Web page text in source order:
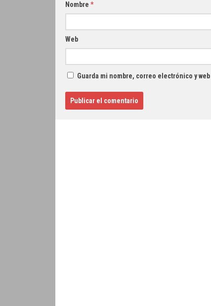
Nombre *
Web
Guarda mi nombre, correo electrónico y